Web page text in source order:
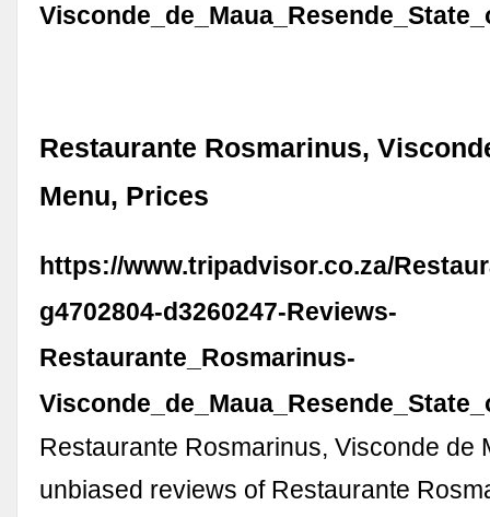
Restaurante Rosmarinus,
Menu, Prices
https://www.tripadvisor.co.za/
g4702804-d3260247-Reviews-
Restaurante_Rosmarinus-
Restaurante Rosmarinus, Visconde de
unbiased reviews of Restaurante